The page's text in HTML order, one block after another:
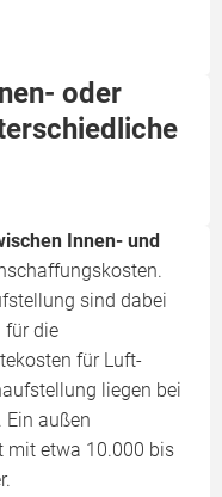
oder
Innen- und
sind dabei
für die
für Luft-
liegen bei
Ein außen
mit etwa 10.000 bis